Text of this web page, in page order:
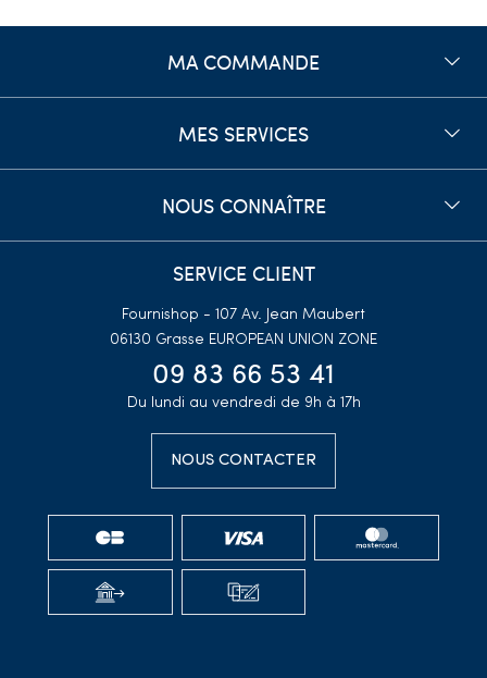
MA COMMANDE
MES SERVICES
NOUS CONNAÎTRE
SERVICE CLIENT
Fournishop - 107 Av. Jean Maubert
06130 Grasse EUROPEAN UNION ZONE
09 83 66 53 41
Du lundi au vendredi de 9h à 17h
NOUS CONTACTER